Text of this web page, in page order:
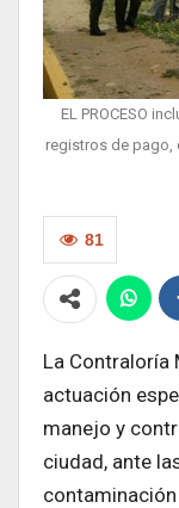
EL PROCESO
registros de pago,
81
La Contraloría
actuación
manejo y
ciudad, ante